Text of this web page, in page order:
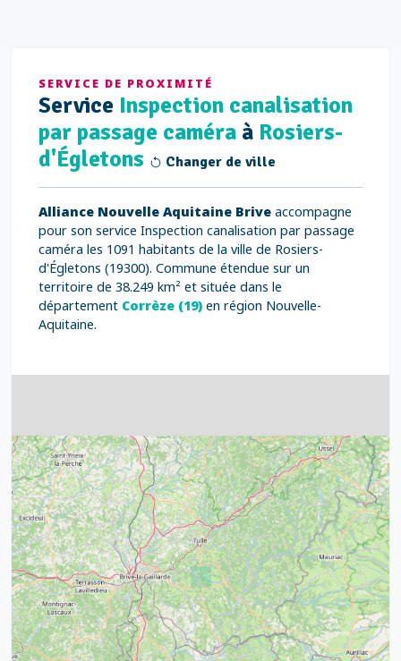
SERVICE DE PROXIMITÉ
Service Inspection canalisation
par passage caméra à Rosiers-
d'Égletons
Changer de ville
Alliance Nouvelle Aquitaine Brive accompagne
pour son service Inspection canalisation par passage
caméra les 1091 habitants de la ville de Rosiers-
d'Égletons (19300). Commune étendue sur un
territoire de 38.249 km² et située dans le
département Corrèze (19) en région Nouvelle-
Aquitaine.
4
15
21
14
32
39
52 68
43